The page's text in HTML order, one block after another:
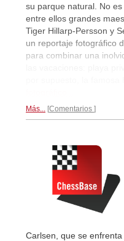
su parque natural. No
entre ellos grandes
Tiger Hillarp-Persson y
un reportaje fotográfico
para combinar una
Más... Comentarios
Carlsen, que se